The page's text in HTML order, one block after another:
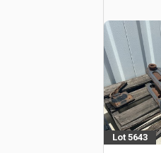
Lot 5643